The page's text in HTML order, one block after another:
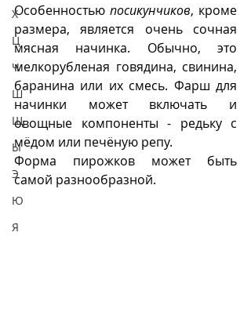
Х
Ц
Ч
Ш
Щ
Ы
Э
Ю
Я
Особенностью посикунчиков, кроме
размера, является очень сочная
мясная начинка. Обычно, это
мелкорубленая говядина, свинина,
баранина или их смесь. Фарш для
начинки может включать и
овощные компоненты - редьку с
мёдом или печёную репу.
Форма пирожков может быть
самой разнообразной.